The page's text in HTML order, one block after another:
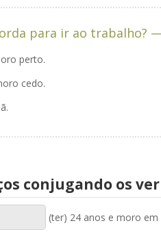
10.
perto.
cedo.
conjugando os
(ter) 24 anos e moro em